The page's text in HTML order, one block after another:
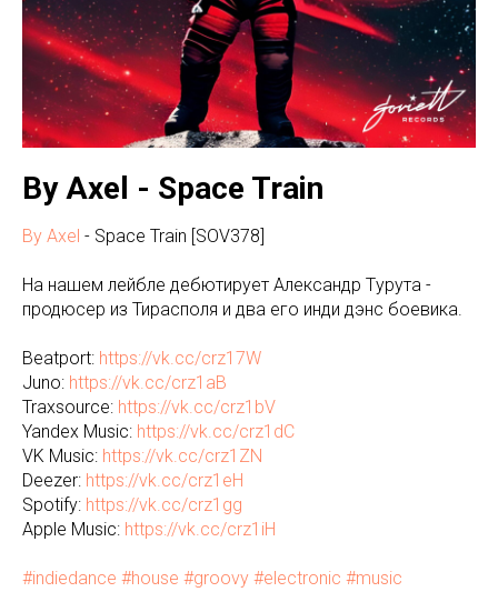
By Axel - Space Train
By Axel - Space Train [SOV378]
На нашем лейбле дебютирует Александр Tурута -
продюсер из Тирасполя и два его инди дэнс боевика.
Beatport: https://vk.cc/crz17W
Juno: https://vk.cc/crz1aB
Traxsource: https://vk.cc/crz1bV
Yandex Music: https://vk.cc/crz1dC
VK Music: https://vk.cc/crz1ZN
Deezer: https://vk.cc/crz1eH
Spotify: https://vk.cc/crz1gg
Apple Music: https://vk.cc/crz1iH
#indiedance #house #groovy #electronic #music